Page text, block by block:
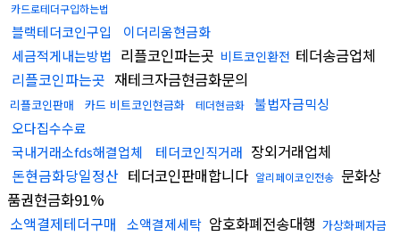
카드로테더구입하는법
블랙테더코인구입
이더리움현금화
세금적게내는방법 리플코인파는곳 비트코인환전 테더송금업체
리플코인파는곳 재테크자금현금화문의
리플코인판매 카드 비트코인현금화 테더현금화
불법자금믹싱
오다집수수료
국내거래소fds해결업체
테더코인직거래 장외거래업체
돈현금화당일정산 테더코인판매합니다 알리페이코인전송 문화상
품권현금화91%
소액결제테더구매
소액결제세탁 암호화폐전송대행 가상화폐자금